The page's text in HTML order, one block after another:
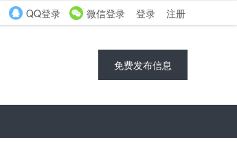
QQ登录 微信登录 登录 注册
免费发布信息